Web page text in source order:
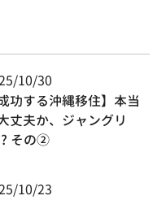
10/30
成功する沖縄移住】本当
丈夫か、ジャングリ
その②
10/23